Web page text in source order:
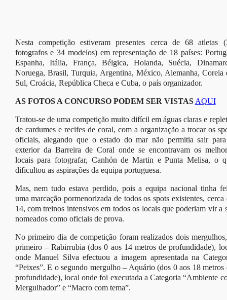
Nesta competição estiveram presentes cerca de 68 atletas
fotografos e 34 modelos) em representação de 18 países:
Espanha, Itália, França, Bélgica, Holanda, Suécia,
Noruega, Brasil, Turquia, Argentina, México, Alemanha, Coreia
Sul, Croácia, República Checa e Cuba, o país organizador.
AS FOTOS A CONCURSO PODEM SER VISTAS AQUI
Tratou-se de uma competição muito difícil em águas claras e
de cardumes e recifes de coral, com a organização a trocar os
oficiais, alegando que o estado do mar não permitia sair
exterior da Barreira de Coral onde se encontravam os
locais para fotografar, Canhón de Martin e Punta Melisa, o
dificultou as aspirações da equipa portuguesa.
Mas, nem tudo estava perdido, pois a equipa nacional tinha
uma marcação pormenorizada de todos os spots existentes, cerca
14, com treinos intensivos em todos os locais que poderiam vir a
nomeados como oficiais de prova.
No primeiro dia de competição foram realizados dois
primeiro – Rabirrubia (dos 0 aos 14 metros de profundidade),
onde Manuel Silva efectuou a imagem apresentada na
“Peixes”. E o segundo mergulho – Aquário (dos 0 aos 18 metros
profundidade), local onde foi executada a Categoria “Ambiente
Mergulhador” e “Macro com tema”.